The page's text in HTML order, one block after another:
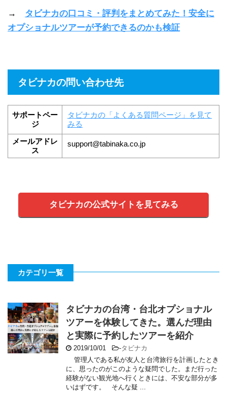
→ タビナカの口コミ・評判をまとめてみた！安全に
オプショナルツアーが予約できるのかも検証
タビナカの問い合わせ先
サポートペー
ジ
タビナカの「よくある質問ページ」を見て
みる
メールアドレ
ス
support@tabinaka.co.jp
タビナカの公式サイトを見てみる
カテゴリ一覧
タビナカの台湾・台北オプショナル
ツアーを体験してきた。選んだ理由
と実際に予約したツアーを紹介
2019/10/01 -タビナカ
管理人である私が友人と台湾旅行を計画したとき
に、思ったのがこのような疑問でした。まだ行った
経験がない観光地へ行くときには、不安な部分が多
いはずです。 そんな疑 ...